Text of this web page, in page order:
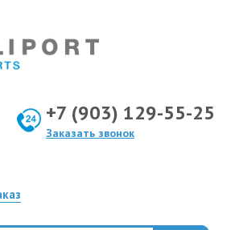
+7 (903) 129-55-25
Заказать звонок